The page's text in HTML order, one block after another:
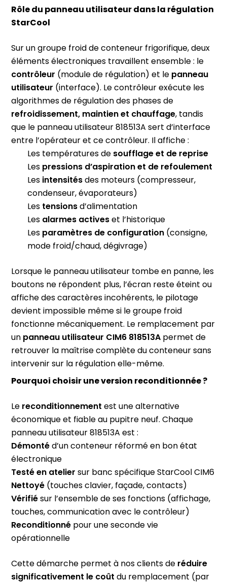
Rôle du panneau utilisateur dans la régulation
StarCool
Sur un groupe froid de conteneur frigorifique, deux
éléments électroniques travaillent ensemble : le
contrôleur (module de régulation) et lepanneau
utilisateur (interface). Le contrôleur exécute les
algorithmes de régulation des phases de
refroidissement, maintien et chauffage, tandis
que le panneau utilisateur 818513A sert d’interface
entre l’opérateur et ce contrôleur. Il affiche :
Les températures desoufflage et de reprise
Lespressions d’aspiration et de refoulement
Lesintensitésdes moteurs (compresseur,
condenseur, évaporateurs)
Lestensionsd’alimentation
Lesalarmes activeset l’historique
Lesparamètres de configuration(consigne,
mode froid/chaud, dégivrage)
Lorsque le panneau utilisateur tombe en panne, les
boutons ne répondent plus, l’écran reste éteint ou
affiche des caractères incohérents, le pilotage
devient impossible même si le groupe froid
fonctionne mécaniquement. Le remplacement par
unpanneau utilisateur CIM6 818513Apermet de
retrouver la maîtrise complète du conteneur sans
intervenir sur la régulation elle-même.
Pourquoi choisir une version reconditionnée ?
Lereconditionnementest une alternative
économique et fiable au pupitre neuf. Chaque
panneau utilisateur 818513A est :
Démontéd’un conteneur réformé en bon état
électronique
Testé en ateliersur banc spécifique StarCool CIM6
Nettoyé(touches clavier, façade, contacts)
Vérifiésur l’ensemble de ses fonctions (affichage,
touches, communication avec le contrôleur)
Reconditionnépour une seconde vie
opérationnelle
Cette démarche permet à nos clients deréduire
significativement le coûtdu remplacement (par